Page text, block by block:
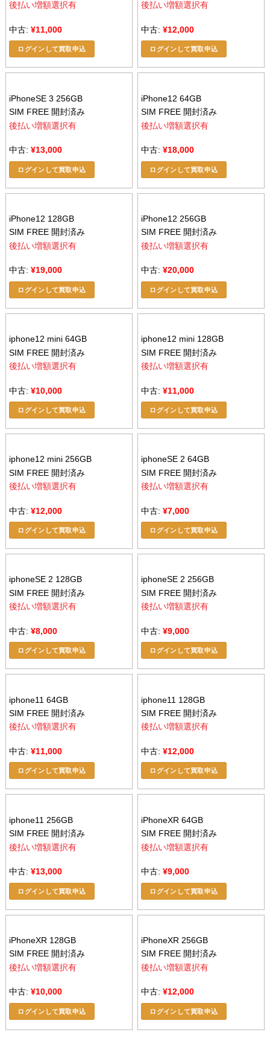
後払い増額選択有
中古: ¥11,000
ログインして買取申込
後払い増額選択有
中古: ¥12,000
ログインして買取申込
iPhoneSE 3 256GB
SIM FREE 開封済み
後払い増額選択有
中古: ¥13,000
ログインして買取申込
iPhone12 64GB
SIM FREE 開封済み
後払い増額選択有
中古: ¥18,000
ログインして買取申込
iPhone12 128GB
SIM FREE 開封済み
後払い増額選択有
中古: ¥19,000
ログインして買取申込
iPhone12 256GB
SIM FREE 開封済み
後払い増額選択有
中古: ¥20,000
ログインして買取申込
iphone12 mini 64GB
SIM FREE 開封済み
後払い増額選択有
中古: ¥10,000
ログインして買取申込
iphone12 mini 128GB
SIM FREE 開封済み
後払い増額選択有
中古: ¥11,000
ログインして買取申込
iphone12 mini 256GB
SIM FREE 開封済み
後払い増額選択有
中古: ¥12,000
ログインして買取申込
iphoneSE 2 64GB
SIM FREE 開封済み
後払い増額選択有
中古: ¥7,000
ログインして買取申込
iphoneSE 2 128GB
SIM FREE 開封済み
後払い増額選択有
中古: ¥8,000
ログインして買取申込
iphoneSE 2 256GB
SIM FREE 開封済み
後払い増額選択有
中古: ¥9,000
ログインして買取申込
iphone11 64GB
SIM FREE 開封済み
後払い増額選択有
中古: ¥11,000
ログインして買取申込
iphone11 128GB
SIM FREE 開封済み
後払い増額選択有
中古: ¥12,000
ログインして買取申込
iphone11 256GB
SIM FREE 開封済み
後払い増額選択有
中古: ¥13,000
ログインして買取申込
iPhoneXR 64GB
SIM FREE 開封済み
後払い増額選択有
中古: ¥9,000
ログインして買取申込
iPhoneXR 128GB
SIM FREE 開封済み
後払い増額選択有
中古: ¥10,000
ログインして買取申込
iPhoneXR 256GB
SIM FREE 開封済み
後払い増額選択有
中古: ¥12,000
ログインして買取申込